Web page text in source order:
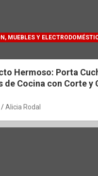
MUEBLES Y
Hermoso: Porta
de Cocina con Corte y
Alicia Rodal